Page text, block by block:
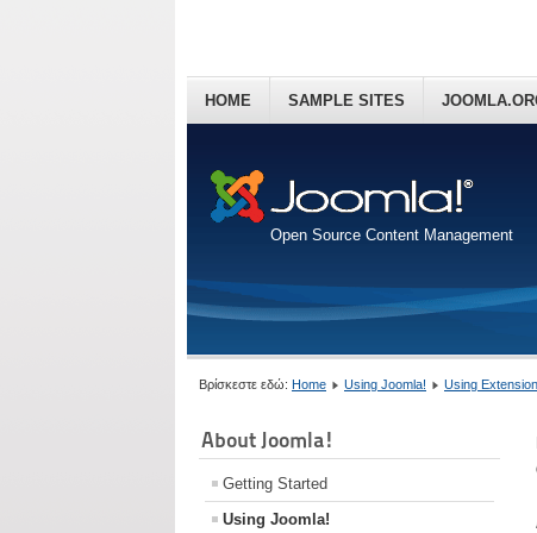
Open Source Content Management
HOME SAMPLE SITES
Βρίσκεστε εδώ: Home Using Joomla! Using
About Joomla!
Getting Started
Using Joomla!